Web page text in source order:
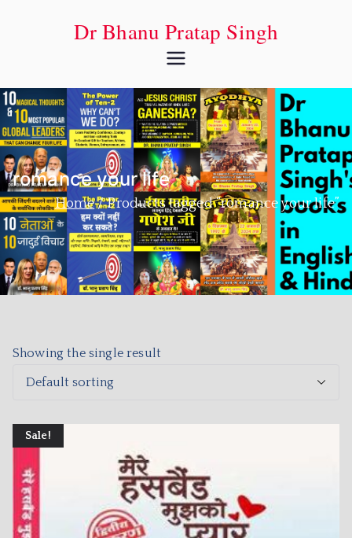
Dr Bhanu Pratap Singh
romance your life
Home Products tagged “romance your life”
Showing the single result
Sale!